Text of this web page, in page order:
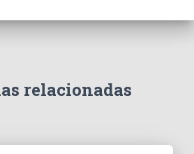
relacionadas